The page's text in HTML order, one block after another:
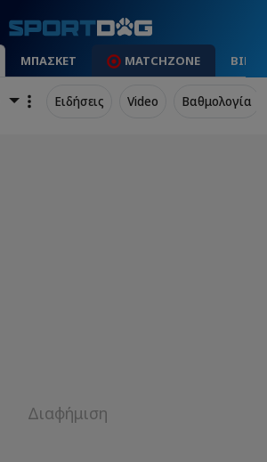
ΜΠΑΣΚΕΤ MATCHZONE
Ειδήσεις Video Βαθμολογία